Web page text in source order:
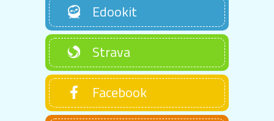
Edookit
Strava
Facebook